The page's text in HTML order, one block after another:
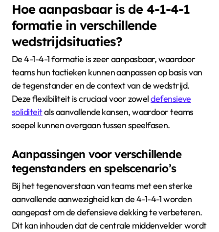
Hoe aanpasbaar is de 4-1-4-1
formatie in verschillende
wedstrijdsituaties?
De 4-1-4-1 formatie is zeer aanpasbaar, waardoor
teams hun tactieken kunnen aanpassen op basis van
de tegenstander en de context van de wedstrijd.
Deze flexibiliteit is cruciaal voor zoweldefensieve
soliditeitals aanvallende kansen, waardoor teams
soepel kunnen overgaan tussen speelfasen.
Aanpassingen voor verschillende
tegenstanders en spelscenario’s
Bij het tegenoverstaan van teams met een sterke
aanvallende aanwezigheid kan de 4-1-4-1 worden
aangepast om de defensieve dekking te verbeteren.
Dit kan inhouden dat de centrale middenvelder wordt